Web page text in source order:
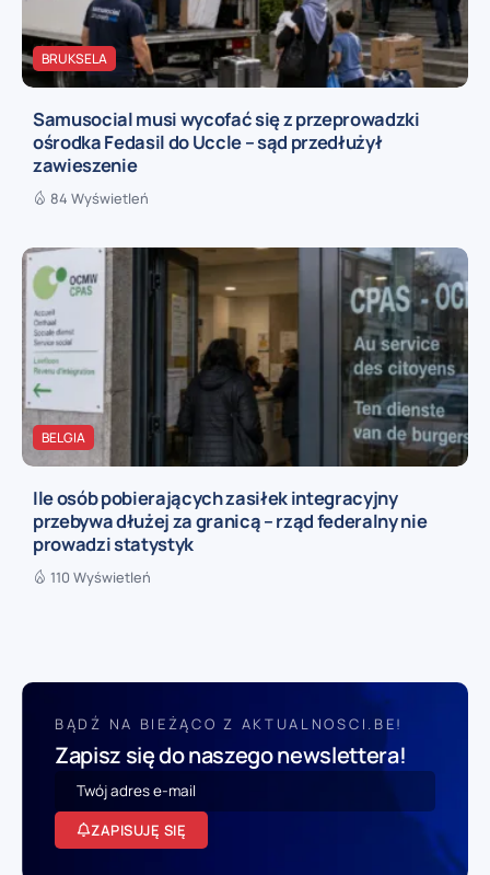
BRUKSELA
Samusocial musi wycofać się z przeprowadzki
ośrodka Fedasil do Uccle – sąd przedłużył
zawieszenie
84 Wyświetleń
BELGIA
Ile osób pobierających zasiłek integracyjny
przebywa dłużej za granicą – rząd federalny nie
prowadzi statystyk
110 Wyświetleń
BĄDŹ NA BIEŻĄCO Z AKTUALNOSCI.BE!
Zapisz się do naszego newslettera!
ZAPISUJĘ SIĘ